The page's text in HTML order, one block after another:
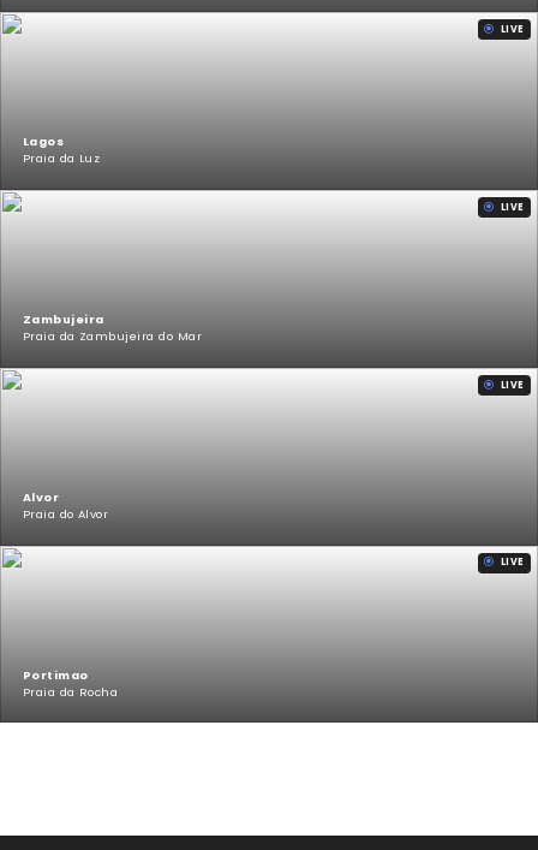
LIVE
Lagos
Praia da Luz
LIVE
Zambujeira
Praia da Zambujeira do Mar
LIVE
Alvor
Praia do Alvor
LIVE
Portimao
Praia da Rocha